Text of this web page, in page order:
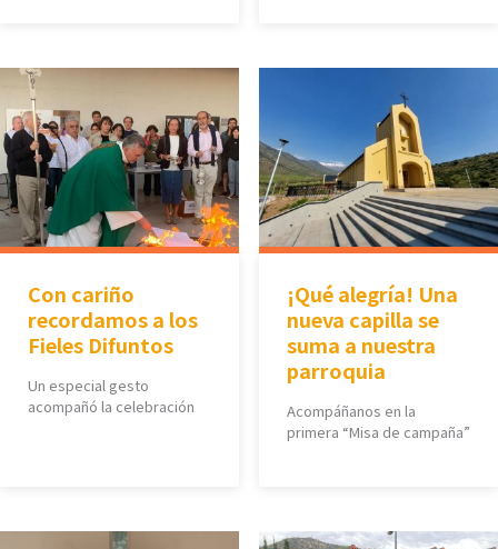
Con cariño
recordamos a los
Fieles Difuntos
Un especial gesto
acompañó la celebración
¡Qué alegría! Una
nueva capilla se
suma a nuestra
parroquia
Acompáñanos en la
primera “Misa de campaña”